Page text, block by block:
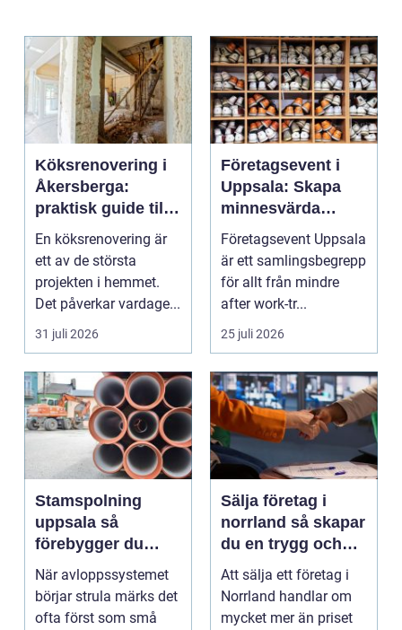
Köksrenovering i
Åkersberga:
praktisk guide till
ett smartare kök
En köksrenovering är
ett av de största
projekten i hemmet.
Det påverkar vardage...
31 juli 2026
Företagsevent i
Uppsala: Skapa
minnesvärda
möten som bygger
starkare team
Företagsevent Uppsala
är ett samlingsbegrepp
för allt från mindre
after work-tr...
25 juli 2026
Stamspolning
uppsala så
förebygger du
stopp och
vattenskador i
fastigheten
När avloppssystemet
börjar strula märks det
ofta först som små
Sälja företag i
norrland så skapar
du en trygg och
lönsam affär
Att sälja ett företag i
Norrland handlar om
mycket mer än priset